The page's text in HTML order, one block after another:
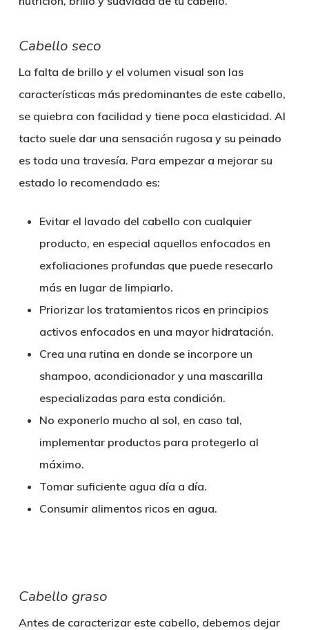
Cabello seco
La falta de brillo y el volumen visual son las
características más predominantes de este cabello,
se quiebra con facilidad y tiene poca elasticidad. Al
tacto suele dar una sensación rugosa y su peinado
es toda una travesía. Para empezar a mejorar su
estado lo recomendado es:
Evitar el lavado del cabello con cualquier
producto, en especial aquellos enfocados en
exfoliaciones profundas que puede resecarlo
más en lugar de limpiarlo.
Priorizar los tratamientos ricos en principios
activos enfocados en una mayor hidratación.
Crea una rutina en donde se incorpore un
shampoo, acondicionador y una mascarilla
especializadas para esta condición.
No exponerlo mucho al sol, en caso tal,
implementar productos para protegerlo al
máximo.
Tomar suficiente agua día a día.
Consumir alimentos ricos en agua.
Cabello graso
Antes de caracterizar este cabello, debemos dejar